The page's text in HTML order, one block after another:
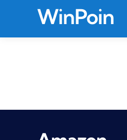
WinPoin